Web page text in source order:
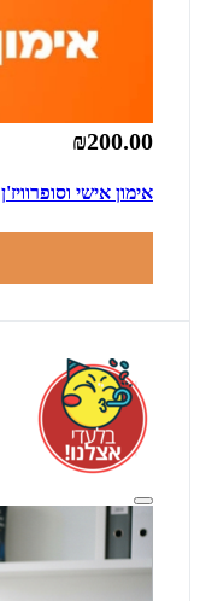
₪200.00
אימון אישי וסופרוויז'ן